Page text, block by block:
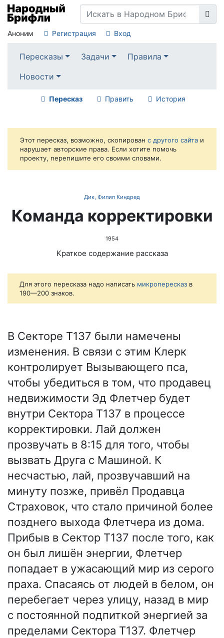
Аноним Регистрация Вход
Пересказы Задачи
Правила
Новости
Пересказ Править История
Этот пересказ, возможно, скопирован с другого сайта и
нарушает авторские права. Если хотите помочь
проекту, перепишите его своими словами.
Дик, Филип Киндред
Команда корректировки
1954
Краткое содержание рассказа
Для этого пересказа надо написать микропересказ в
190—200 знаков.
В Секторе Т137 были намечены
изменения. В связи с этим Клерк
контролирует Вызывающего пса,
чтобы убедиться в том, что продавец
недвижимости Эд Флетчер будет
внутри Сектора Т137 в процессе
корректировки. Лай должен
прозвучать в 8:15 для того, чтобы
вызвать Друга с Машиной. К
несчастью, лай, прозвучавший на
минуту позже, привёл Продавца
Страховок, что стало причиной более
позднего выхода Флетчера из дома.
Прибыв в Сектор Т137 после того, как
он был лишён энергии, Флетчер
попадает в ужасающий мир из серого
праха. Спасаясь от людей в белом, он
перебегает через улицу, назад в мир
с постоянной подпиткой энергией за
пределами Сектора Т137. Флетчер